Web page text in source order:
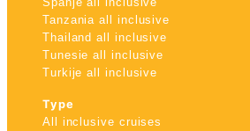
Tanzania all inclusive
Thailand all inclusive
Tunesie all inclusive
Turkije all inclusive
Type
All inclusive cruises